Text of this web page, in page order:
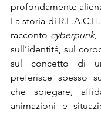
profondamente
La storia di
racconto cyberpunk,
sull’identità, sul
sul concetto di
preferisce spesso
che spiegare,
animazioni e